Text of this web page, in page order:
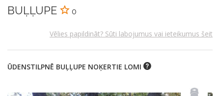
BUĻĻUPE 0
Vēlies papildināt? Sūti labojumus vai ieteikumus šeit
ŪDENSTILPNĒ BUĻĻUPE NOĶERTIE LOMI